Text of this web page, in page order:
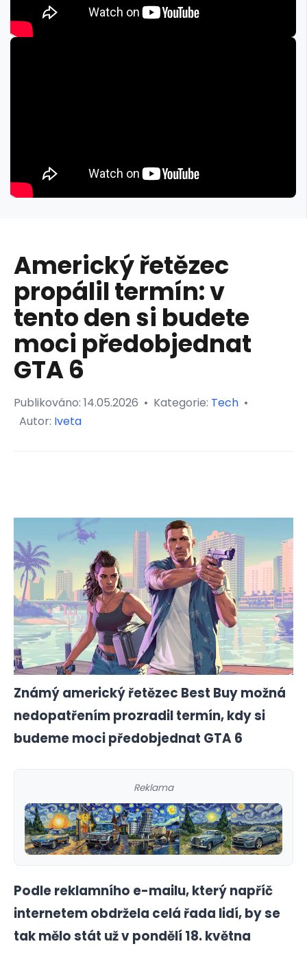
Americký řetězec
propálil termín: v
tento den si budete
moci předobjednat
GTA 6
Publikováno: 14.05.2026 • Kategorie: Tech •
Autor: Iveta
Známý americký řetězec Best Buy možná
nedopatřením prozradil termín, kdy si
budeme moci předobjednat GTA 6
Reklama
Podle reklamního e-mailu, který napříč
internetem obdržela celá řada lidí, by se
tak mělo stát už v pondělí 18. května